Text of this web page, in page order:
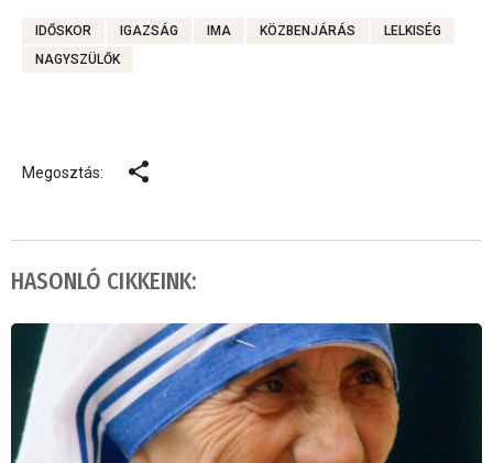
IDŐSKOR IGAZSÁG IMA KÖZBENJÁRÁS
LELKISÉG
NAGYSZÜLŐK
Megosztás:
HASONLÓ CIKKEINK: